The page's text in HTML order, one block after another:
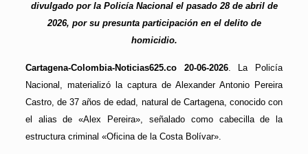
divulgado por la Policía Nacional el pasado 28 de abril de
2026, por su presunta participación en el delito de
homicidio.
Cartagena-Colombia-Noticias625.co 20-06-2026. La Policía
Nacional, materializó la captura de Alexander Antonio Pereira
Castro, de 37 años de edad, natural de Cartagena, conocido con
el alias de «Alex Pereira», señalado como cabecilla de la
estructura criminal «Oficina de la Costa Bolívar».